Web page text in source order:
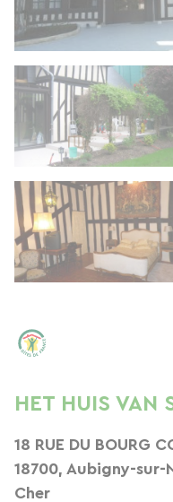
HET HUIS VAN
18 RUE DU BOURG
18700, Aubigny-sur-
Cher